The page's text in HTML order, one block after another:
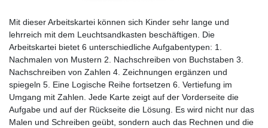
Mit dieser Arbeitskartei können sich Kinder sehr lange und
lehrreich mit dem Leuchtsandkasten beschäftigen. Die
Arbeitskartei bietet 6 unterschiedliche Aufgabentypen: 1.
Nachmalen von Mustern 2. Nachschreiben von Buchstaben 3.
Nachschreiben von Zahlen 4. Zeichnungen ergänzen und
spiegeln 5. Eine Logische Reihe fortsetzen 6. Vertiefung im
Umgang mit Zahlen. Jede Karte zeigt auf der Vorderseite die
Aufgabe und auf der Rückseite die Lösung. Es wird nicht nur das
Malen und Schreiben geübt, sondern auch das Rechnen und die